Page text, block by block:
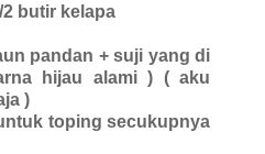
butir kelapa
pandan + suji yang di
hijau alami ) ( aku
)
toping secukupnya